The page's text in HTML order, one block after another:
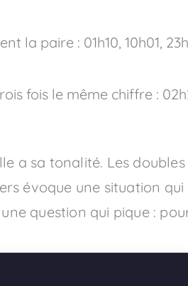
la paire : 01h10, 10h01,
fois le même chiffre :
a sa tonalité. Les
évoque une situation
question qui pique :